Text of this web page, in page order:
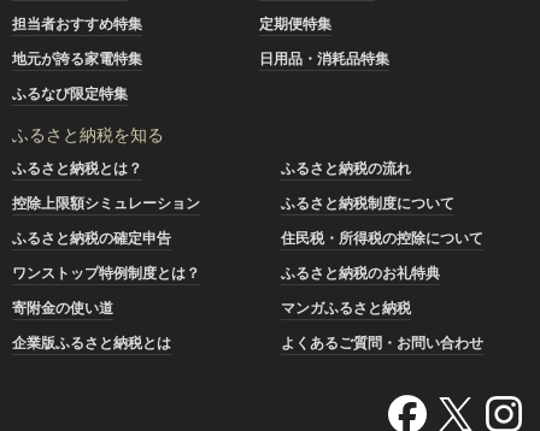
担当者おすすめ特集
定期便特集
地元が誇る家電特集
日用品・消耗品特集
ふるなび限定特集
ふるさと納税を知る
ふるさと納税とは？
ふるさと納税の流れ
控除上限額シミュレーション
ふるさと納税制度について
ふるさと納税の確定申告
住民税・所得税の控除について
ワンストップ特例制度とは？
ふるさと納税のお礼特典
寄附金の使い道
マンガふるさと納税
企業版ふるさと納税とは
よくあるご質問・お問い合わせ